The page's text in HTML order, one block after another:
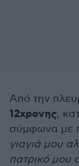
Από την
12χρονης,
σύμφωνα με
γιαγιά μου
πατρικό μου